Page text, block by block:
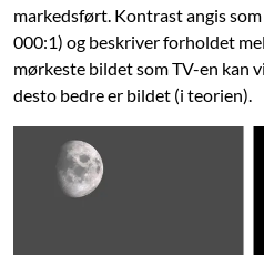
markedsført. Kontrast angis
000:1) og beskriver forholdet
mørkeste bildet som TV-en kan
desto bedre er bildet (i teorien).